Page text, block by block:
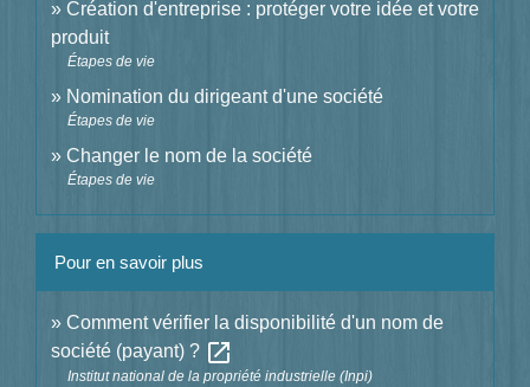
Création d'entreprise : protéger votre idée et votre
produit
Étapes de vie
Nomination du dirigeant d'une société
Étapes de vie
Changer le nom de la société
Étapes de vie
Pour en savoir plus
Comment vérifier la disponibilité d'un nom de
société (payant) ? open_in_new
Institut national de la propriété industrielle (Inpi)